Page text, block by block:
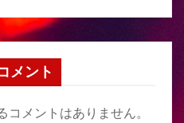
メント
コメントはありません。